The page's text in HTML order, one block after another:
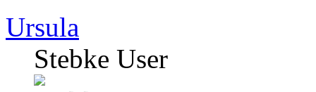
Ursula
Stebke User